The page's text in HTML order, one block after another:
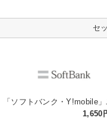
セ
「ソフトバンク・Y!mobile」
1,650